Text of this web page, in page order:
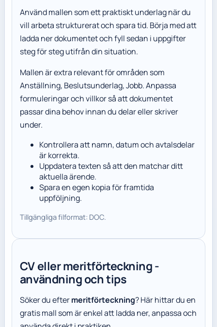
Använd mallen som ett praktiskt underlag när du
vill arbeta strukturerat och spara tid. Börja med att
ladda ner dokumentet och fyll sedan i uppgifter
steg för steg utifrån din situation.
Mallen är extra relevant för områden som
Anställning, Beslutsunderlag, Jobb. Anpassa
formuleringar och villkor så att dokumentet
passar dina behov innan du delar eller skriver
under.
Kontrollera att namn, datum och avtalsdelar
är korrekta.
Uppdatera texten så att den matchar ditt
aktuella ärende.
Spara en egen kopia för framtida
uppföljning.
Tillgängliga filformat: DOC.
CV eller meritförteckning -
användning och tips
Söker du eftermeritförteckning? Här hittar du en
gratis mall som är enkel att ladda ner, anpassa och